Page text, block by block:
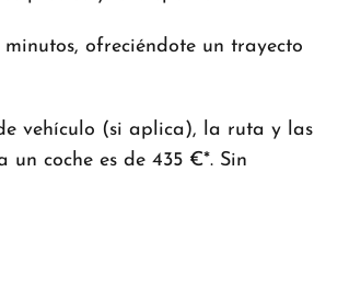
ofreciéndote un trayecto
vehículo (si aplica), la ruta y las
coche es de 435 €*. Sin